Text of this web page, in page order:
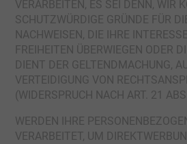
VERARBEITEN, ES SEI DENN, WIR
SCHUTZWÜRDIGE GRÜNDE FÜR
NACHWEISEN, DIE IHRE
FREIHEITEN ÜBERWIEGEN ODER
DIENT DER GELTENDMACHUNG,
VERTEIDIGUNG VON
(WIDERSPRUCH NACH ART. 21
WERDEN IHRE
VERARBEITET, UM